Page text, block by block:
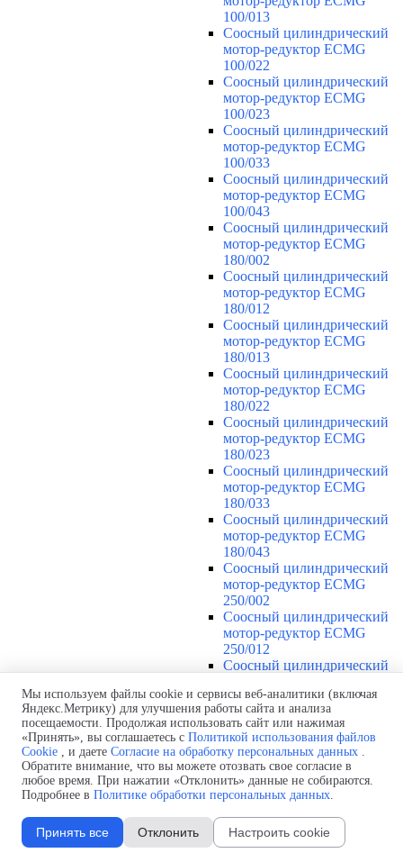
100/013
Соосный цилиндрический
мотор-редуктор ECMG
100/022
Соосный цилиндрический
мотор-редуктор ECMG
100/023
Соосный цилиндрический
мотор-редуктор ECMG
100/033
Соосный цилиндрический
мотор-редуктор ECMG
100/043
Соосный цилиндрический
мотор-редуктор ECMG
180/002
Соосный цилиндрический
мотор-редуктор ECMG
180/012
Соосный цилиндрический
мотор-редуктор ECMG
180/013
Соосный цилиндрический
мотор-редуктор ECMG
180/022
Соосный цилиндрический
мотор-редуктор ECMG
180/023
Соосный цилиндрический
мотор-редуктор ECMG
180/033
Соосный цилиндрический
мотор-редуктор ECMG
180/043
Соосный цилиндрический
мотор-редуктор ECMG
250/002
Соосный цилиндрический
мотор-редуктор ECMG
250/012
Соосный цилиндрический
250/013
Соосный цилиндрический
мотор-редуктор ECMG
250/022
Соосный цилиндрический
мотор-редуктор ECMG
250/023
мотор-редуктор ECMG
250/033
Мы используем файлы cookie и сервисы веб-аналитики (включая
Яндекс.Метрику) для улучшения работы сайта и анализа
посещаемости. Продолжая использовать сайт или нажимая
«Принять», вы соглашаетесь с Политикой использования файлов
Cookie , и даете Согласие на обработку персональных данных .
Обратите внимание, что вы можете отозвать свое согласие в
любое время. При нажатии «Отклонить» данные не собираются.
Подробнее в Политике обработки персональных данных.
Принять все Отклонить Настроить cookie